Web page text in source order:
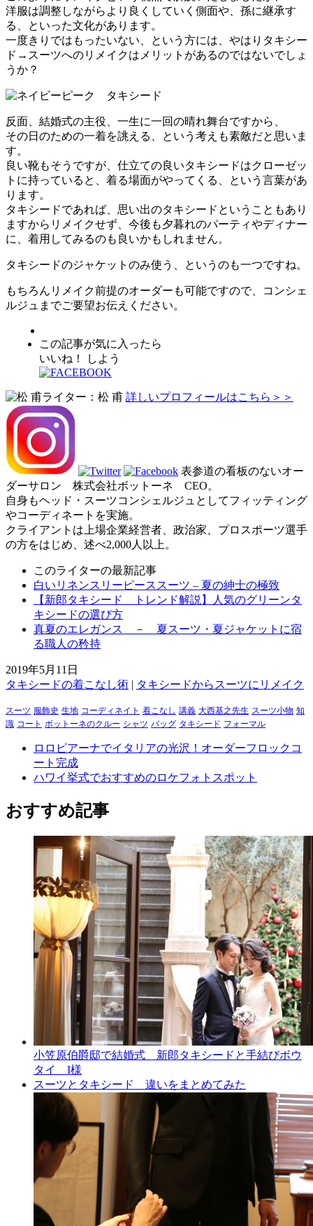
洋服は調整しながらより良くしていく側面や、孫に継承す
る、といった文化があります。
一度きりではもったいない、という方には、やはりタキシー
ド→スーツへのリメイクはメリットがあるのではないでしょ
うか？
反面、結婚式の主役、一生に一回の晴れ舞台ですから、
その日のための一着を誂える、という考えも素敵だと思いま
す。
良い靴もそうですが、仕立ての良いタキシードはクローゼッ
トに持っていると、着る場面がやってくる、という言葉があ
ります。
タキシードであれば、思い出のタキシードということもあり
ますからリメイクせず、今後も夕暮れのパーティやディナー
に、着用してみるのも良いかもしれません。
タキシードのジャケットのみ使う、というのも一つですね。
もちろんリメイク前提のオーダーも可能ですので、コンシェ
ルジュまでご要望お伝えください。
この記事が気に入ったら
いいね！ しよう
ライター：松 甫 詳しいプロフィールはこちら＞＞
表参道の看板のないオー
ダーサロン 株式会社ボットーネ CEO。
自身もヘッド・スーツコンシェルジュとしてフィッティング
やコーディネートを実施。
クライアントは上場企業経営者、政治家、プロスポーツ選手
の方をはじめ、述べ2,000人以上。
このライターの最新記事
白いリネンスリーピーススーツ – 夏の紳士の極致
【新郎タキシード トレンド解説】人気のグリーンタ
キシードの選び方
真夏のエレガンス － 夏スーツ・夏ジャケットに宿
る職人の矜持
2019年5月11日
タキシードの着こなし術 | タキシードからスーツにリメイク
スーツ 服飾史 生地 コーディネイト 着こなし 講義 大西基之先生 スーツ小物 知
識 コート ボットーネのクルー シャツ バッグ タキシード フォーマル
ロロピアーナでイタリアの光沢！オーダーフロックコ
ート完成
ハワイ挙式でおすすめのロケフォトスポット
おすすめ記事
小笠原伯爵邸で結婚式 新郎タキシードと手結びボウ
タイ I様
スーツとタキシード 違いをまとめてみた